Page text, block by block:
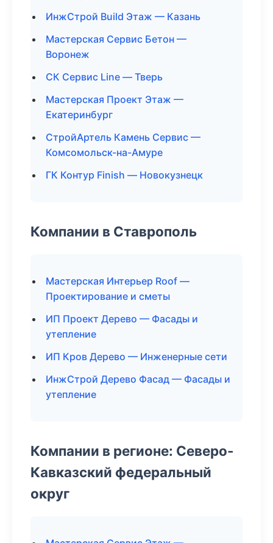
ИнжСтрой Build Этаж — Казань
Мастерская Сервис Бетон —
Воронеж
СК Сервис Line — Тверь
Мастерская Проект Этаж —
Екатеринбург
СтройАртель Камень Сервис —
Комсомольск-на-Амуре
ГК Контур Finish — Новокузнецк
Компании в Ставрополь
Мастерская Интерьер Roof —
Проектирование и сметы
ИП Проект Дерево — Фасады и
утепление
ИП Кров Дерево — Инженерные сети
ИнжСтрой Дерево Фасад — Фасады и
утепление
Компании в регионе: Северо-
Кавказский федеральный
округ